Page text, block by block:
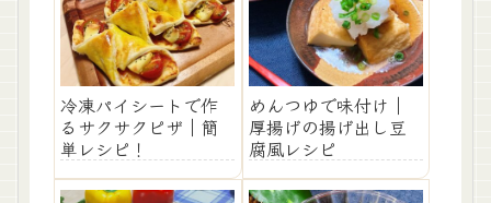
冷凍パイシートで作
るサクサクピザ｜簡
単レシピ！
めんつゆで味付け｜
厚揚げの揚げ出し豆
腐風レシピ